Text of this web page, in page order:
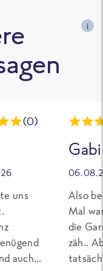
i
(0)
uns
auch
Gabi
Also
Mal
die
zäh..